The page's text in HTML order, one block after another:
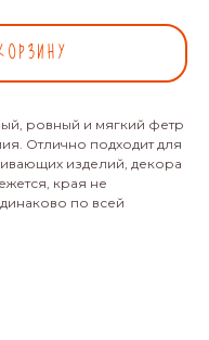
ровный и мягкий фетр
Отлично подходит для
изделий, декора
края не
по всей